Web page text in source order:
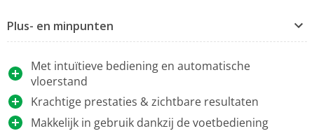
Plus- en minpunten
Met intuïtieve bediening en automatische
vloerstand
Krachtige prestaties & zichtbare resultaten
Makkelijk in gebruik dankzij de voetbediening